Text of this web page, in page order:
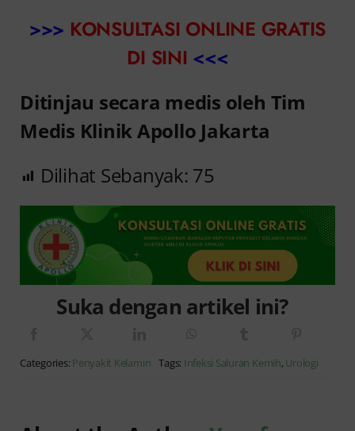
>>> KONSULTASI ONLINE GRATIS
DI SINI <<<
Ditinjau secara medis oleh Tim
Medis Klinik Apollo Jakarta
Dilihat Sebanyak: 75
Suka dengan artikel ini?
Categories: Penyakit Kelamin Tags: Infeksi Saluran Kemih, Urologi